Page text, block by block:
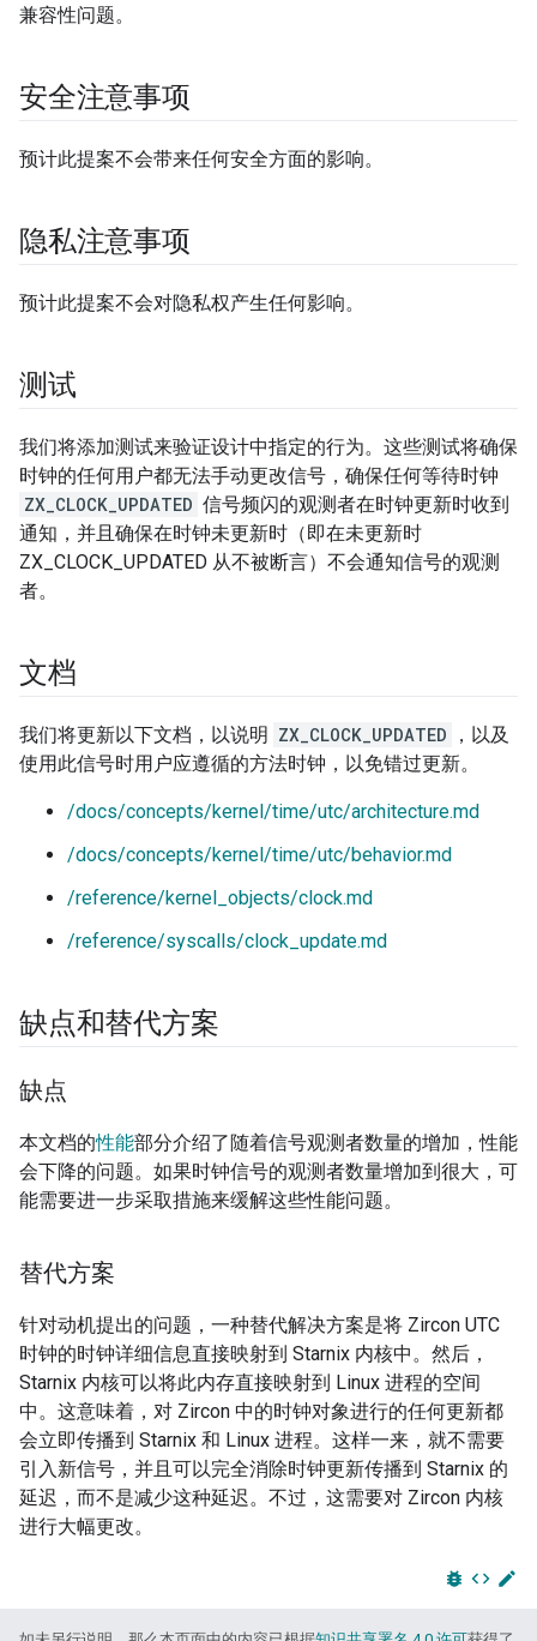
兼容性问题。
安全注意事项
预计此提案不会带来任何安全方面的影响。
隐私注意事项
预计此提案不会对隐私权产生任何影响。
测试
我们将添加测试来验证设计中指定的行为。这些测试将确保
时钟的任何用户都无法手动更改信号，确保任何等待时钟
ZX_CLOCK_UPDATED 信号频闪的观测者在时钟更新时收到
通知，并且确保在时钟未更新时（即在未更新时
ZX_CLOCK_UPDATED 从不被断言）不会通知信号的观测
者。
文档
我们将更新以下文档，以说明 ZX_CLOCK_UPDATED
，以及
使用此信号时用户应遵循的方法时钟，以免错过更新。
/docs/concepts/kernel/time/utc/architecture.md
/docs/concepts/kernel/time/utc/behavior.md
/reference/kernel_objects/clock.md
/reference/syscalls/clock_update.md
缺点和替代方案
缺点
本文档的性能部分介绍了随着信号观测者数量的增加，性能
会下降的问题。如果时钟信号的观测者数量增加到很大，可
能需要进一步采取措施来缓解这些性能问题。
替代方案
针对动机提出的问题，一种替代解决方案是将 Zircon UTC
时钟的时钟详细信息直接映射到 Starnix 内核中。然后，
Starnix 内核可以将此内存直接映射到 Linux 进程的空间
中。这意味着，对 Zircon 中的时钟对象进行的任何更新都
会立即传播到 Starnix 和 Linux 进程。这样一来，就不需要
引入新信号，并且可以完全消除时钟更新传播到 Starnix 的
延迟，而不是减少这种延迟。不过，这需要对 Zircon 内核
进行大幅更改。
bug_report code edit